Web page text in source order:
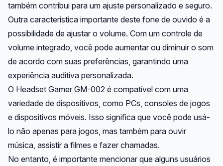
também contribui para um ajuste personalizado e seguro.
Outra característica importante deste fone de ouvido é a
possibilidade de ajustar o volume. Com um controle de
volume integrado, você pode aumentar ou diminuir o som
de acordo com suas preferências, garantindo uma
experiência auditiva personalizada.
O Headset Gamer GM-002 é compatível com uma
variedade de dispositivos, como PCs, consoles de jogos
e dispositivos móveis. Isso significa que você pode usá-
lo não apenas para jogos, mas também para ouvir
música, assistir a filmes e fazer chamadas.
No entanto, é importante mencionar que alguns usuários